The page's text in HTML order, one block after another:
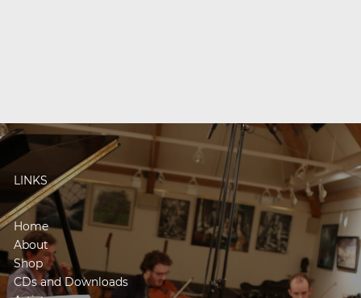
LINKS
Home
About
Shop
CDs and Downloads